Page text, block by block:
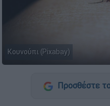
Κουνούπι (Pixabay)
Προσθέστε